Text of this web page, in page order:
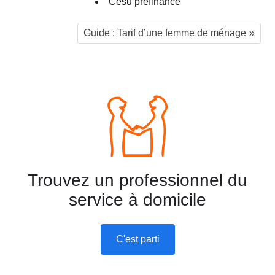
Guide : Tarif d’une femme de ménage
Trouvez un professionnel du
service à domicile
C'est parti